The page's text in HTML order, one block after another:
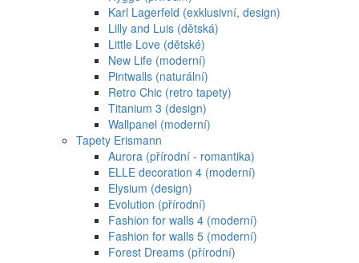
Karl Lagerfeld (exklusivní, design)
Lilly and Luis (dětská)
Little Love (dětské)
New Life (moderní)
Pintwalls (naturální)
Retro Chic (retro tapety)
Titanium 3 (design)
Wallpanel (moderní)
Tapety Erismann
Aurora (přírodní - romantika)
ELLE decoration 4 (moderní)
Elysium (design)
Evolution (přírodní)
Fashion for walls 4 (moderní)
Fashion for walls 5 (moderní)
Forest Dreams (přírodní)